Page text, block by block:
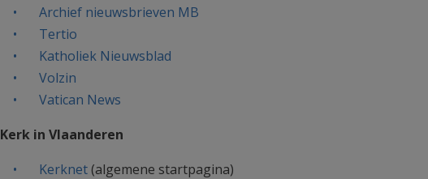
Archief nieuwsbrieven MB
Tertio
Katholiek Nieuwsblad
Volzin
Vatican News
Kerk in Vlaanderen
Kerknet (algemene startpagina)